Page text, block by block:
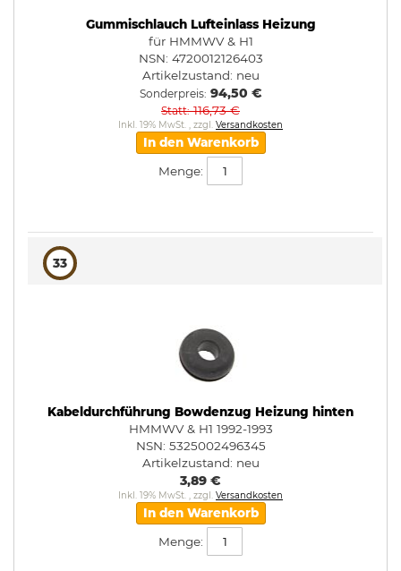
Gummischlauch Lufteinlass Heizung
für HMMWV & H1
NSN: 4720012126403
Artikelzustand: neu
Sonderpreis 94,50 €
Statt 116,73 €
Inkl. 19% MwSt. , zzgl. Versandkosten
In den Warenkorb
Menge:
33
Kabeldurchführung Bowdenzug Heizung hinten
HMMWV & H1 1992-1993
NSN: 5325002496345
Artikelzustand: neu
3,89 €
Inkl. 19% MwSt. , zzgl. Versandkosten
In den Warenkorb
Menge: